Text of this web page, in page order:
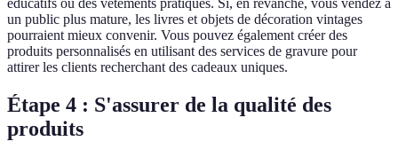
un public plus mature, les livres et objets de décoration vintages
pourraient mieux convenir. Vous pouvez également créer des
produits personnalisés en utilisant des services de gravure pour
attirer les clients recherchant des cadeaux uniques.
Étape 4 : S'assurer de la qualité des
produits